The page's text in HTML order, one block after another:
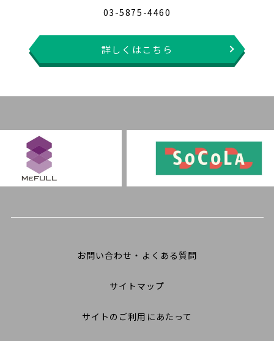
03-5875-4460
詳しくはこちら
お問い合わせ・よくある質問
サイトマップ
サイトのご利用にあたって